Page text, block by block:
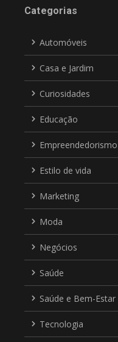
Categorias
Automóveis
Casa e Jardim
Curiosidades
Educação
Empreendedorismo
Estilo de vida
Marketing
Moda
Negócios
Saúde
Saúde e Bem-Estar
Tecnologia